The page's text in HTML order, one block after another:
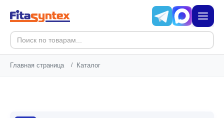
Главная страница / Каталог